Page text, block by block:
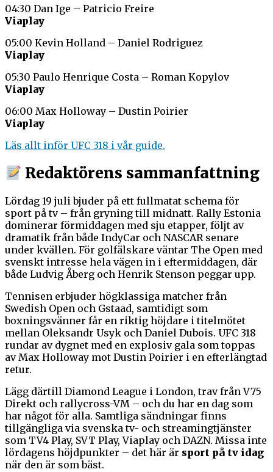
04:30 Dan Ige – Patricio Freire
Viaplay
05:00 Kevin Holland – Daniel Rodriguez
Viaplay
05:30 Paulo Henrique Costa – Roman Kopylov
Viaplay
06:00 Max Holloway – Dustin Poirier
Viaplay
Läs allt inför UFC 318 i vår guide.
Redaktörens sammanfattning
Lördag 19 juli bjuder på ett fullmatat schema för
sport på tv – från gryning till midnatt. Rally Estonia
dominerar förmiddagen med sju etapper, följt av
dramatik från både IndyCar och NASCAR senare
under kvällen. För golfälskare väntar The Open med
svenskt intresse hela vägen in i eftermiddagen, där
både Ludvig Åberg och Henrik Stenson peggar upp.
Tennisen erbjuder högklassiga matcher från
Swedish Open och Gstaad, samtidigt som
boxningsvänner får en riktig höjdare i titelmötet
mellan Oleksandr Usyk och Daniel Dubois. UFC 318
rundar av dygnet med en explosiv gala som toppas
av Max Holloway mot Dustin Poirier i en efterlängtad
retur.
Lägg därtill Diamond League i London, trav från V75
Direkt och rallycross-VM – och du har en dag som
har något för alla. Samtliga sändningar finns
tillgängliga via svenska tv- och streamingtjänster
som TV4 Play, SVT Play, Viaplay och DAZN. Missa inte
lördagens höjdpunkter – det här är sport på tv idag
när den är som bäst.